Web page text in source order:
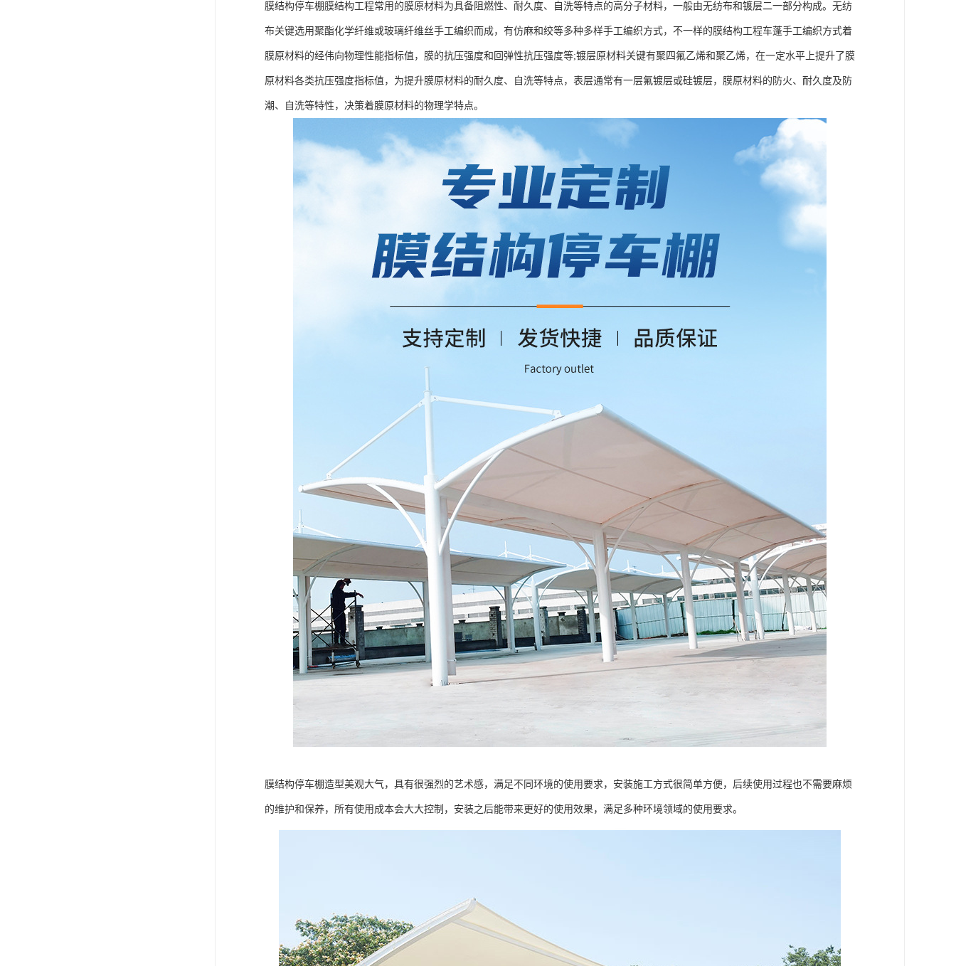
膜结构停车棚膜结构工程常用的膜原材料为具备阻燃性、耐久度、自洗等特点的高分子材料，一般由无纺布和镀层二一部分构成。无纺
布关键选用聚酯化学纤维或玻璃纤维丝手工编织而成，有仿麻和绞等多种多样手工编织方式，不一样的膜结构工程车蓬手工编织方式着
膜原材料的经伟向物理性能指标值，膜的抗压强度和回弹性抗压强度等;镀层原材料关键有聚四氟乙烯和聚乙烯，在一定水平上提升了膜
原材料各类抗压强度指标值，为提升膜原材料的耐久度、自洗等特点，表层通常有一层氟镀层或硅镀层，膜原材料的防火、耐久度及防
潮、自洗等特性，决策着膜原材料的物理学特点。
膜结构停车棚造型美观大气，具有很强烈的艺术感，满足不同环境的使用要求，安装施工方式很简单方便，后续使用过程也不需要麻烦
的维护和保养，所有使用成本会大大控制，安装之后能带来更好的使用效果，满足多种环境领域的使用要求。